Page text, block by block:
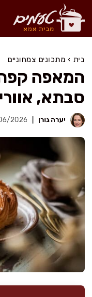
לדלג
לתוכן
בית › מתכונים צמחוניים
המאפה
סבתא,
יערה גורן 2026